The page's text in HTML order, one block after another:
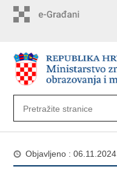
Objavljeno : 06.11.2024.